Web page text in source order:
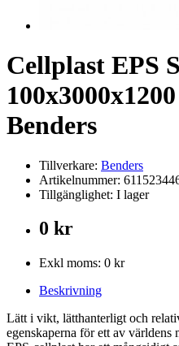
Cellplast EPS
Benders
Tillverkare: Benders
Artikelnummer:
Tillgänglighet: I lager
0 kr
Exkl moms: 0 kr
Beskrivning
Lätt i vikt, lätthanterligt och
egenskaperna för ett av världens